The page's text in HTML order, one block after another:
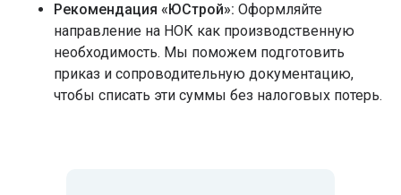
Рекомендация «ЮСтрой»: Оформляйте
направление на НОК как производственную
необходимость. Мы поможем подготовить
приказ и сопроводительную документацию,
чтобы списать эти суммы без налоговых потерь.